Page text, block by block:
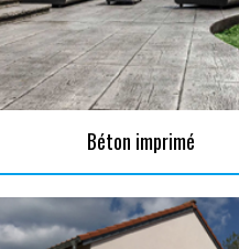
Béton imprimé